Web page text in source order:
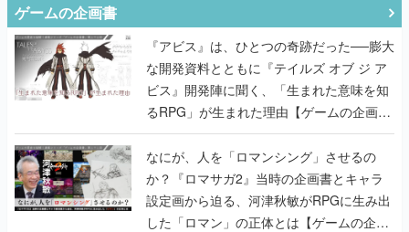
ゲームの企画書
『アビス』は、ひとつの奇跡だった──膨大
な開発資料とともに『テイルズ オブ ジ ア
ビス』開発陣に聞く、「生まれた意味を知
るRPG」が生まれた理由【ゲームの企画
書】
なにが、人を「ロマンシング」させるの
か？『ロマサガ2』当時の企画書とキャラ
設定画から迫る、河津秋敏がRPGに生み出
した「ロマン」の正体とは【ゲームの企画